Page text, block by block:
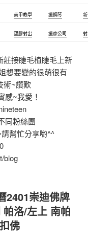
美甲教學 搬鋼琴
塑膠射出 搬家公司
莊接睫毛植睫毛上新
想要變的很萌很有
術~讚歎
~我愛！
同粉絲團
幫忙分享喲^^
blog
2401崇迪佛牌
洛/左上 南帕
佛